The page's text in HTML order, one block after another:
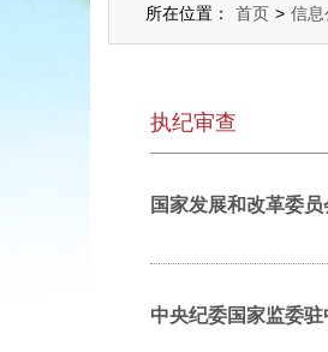
所在位置： 首页 > 信息
执纪审查
国家发展和改革委
中央纪委国家监委